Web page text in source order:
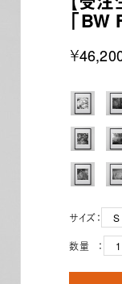
「BW
￥
サイズ：
数量 ：